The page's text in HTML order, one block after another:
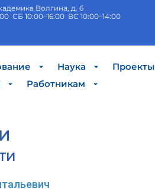
Волгина, д. 6
СБ 10:00–16:00 ВС 10:00–14:00
Наука
Проекты
Работникам